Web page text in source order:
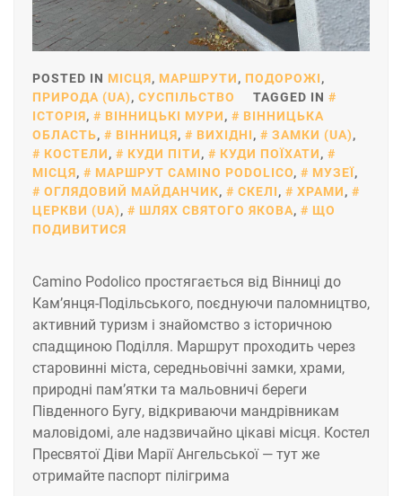
POSTED IN МІСЦЯ, МАРШРУТИ, ПОДОРОЖІ,
ПРИРОДА (UA), СУСПІЛЬСТВО
TAGGED IN
ІСТОРІЯ, ВІННИЦЬКІ МУРИ,
ВІННИЦЬКА
ОБЛАСТЬ, ВІННИЦЯ, ВИХІДНІ, ЗАМКИ (UA),
КОСТЕЛИ, КУДИ ПІТИ, КУДИ ПОЇХАТИ,
МІСЦЯ, МАРШРУТ CAMINO PODOLICO, МУЗЕЇ,
ОГЛЯДОВИЙ МАЙДАНЧИК, СКЕЛІ, ХРАМИ,
ЦЕРКВИ (UA), ШЛЯХ СВЯТОГО ЯКОВА,
ЩО
ПОДИВИТИСЯ
Camino Podolico простягається від Вінниці до
Кам’янця-Подільського, поєднуючи паломництво,
активний туризм і знайомство з історичною
спадщиною Поділля. Маршрут проходить через
старовинні міста, середньовічні замки, храми,
природні пам’ятки та мальовничі береги
Південного Бугу, відкриваючи мандрівникам
маловідомі, але надзвичайно цікаві місця. Костел
Пресвятої Діви Марії Ангельської — тут же
отримайте паспорт пілігрима